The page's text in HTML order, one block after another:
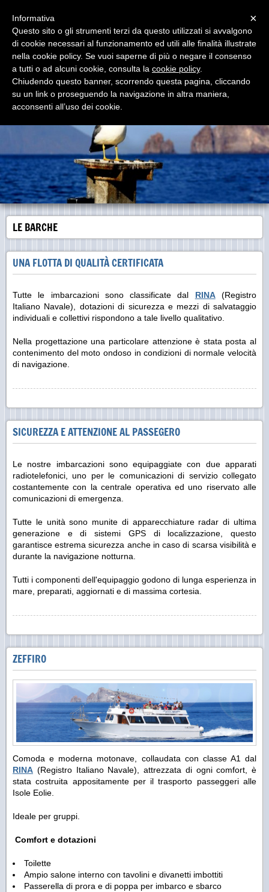
www.popologiallo.it
Imbarcazioni Moderne, Comode e Sicure - Personale
del luogo altamente qualificato
LE BARCHE
UNA FLOTTA DI QUALITÀ CERTIFICATA
Tutte le imbarcazioni sono classificate dal RINA(Registro
Italiano Navale), dotazioni di sicurezza e mezzi di salvataggio
individuali e collettivi rispondono a tale livello qualitativo.
Nella progettazione una particolare attenzione è stata posta al
contenimento del moto ondoso in condizioni di normale velocità
di navigazione.
SICUREZZA E ATTENZIONE AL PASSEGERO
Le nostre imbarcazioni sono equipaggiate con due apparati
radiotelefonici, uno per le comunicazioni di servizio collegato
costantemente con la centrale operativa ed uno riservato alle
comunicazioni di emergenza.
Tutte le unità sono munite di apparecchiature radar di ultima
generazione e di sistemi GPS di localizzazione, questo
garantisce estrema sicurezza anche in caso di scarsa visibilità e
durante la navigazione notturna.
Tutti i componenti dell'equipaggio godono di lunga esperienza in
mare, preparati, aggiornati e di massima cortesia.
ZEFFIRO
Comoda e moderna motonave, collaudata con classe A1 dal
RINA (Registro Italiano Navale), attrezzata di ogni comfort, è
stata costruita appositamente per il trasporto passeggeri alle
Isole Eolie.
Ideale per gruppi.
Comfort e dotazioni
Toilette
Ampio salone interno con tavolini e divanetti imbottiti
Passerella di prora e di poppa per imbarco e sbarco
×
Informativa
Questo sito o gli strumenti terzi da questo utilizzati si avvalgono
di cookie necessari al funzionamento ed utili alle finalità illustrate
nella cookie policy. Se vuoi saperne di più o negare il consenso
a tutti o ad alcuni cookie, consulta la cookie policy.
Chiudendo questo banner, scorrendo questa pagina, cliccando
su un link o proseguendo la navigazione in altra maniera,
acconsenti all’uso dei cookie.